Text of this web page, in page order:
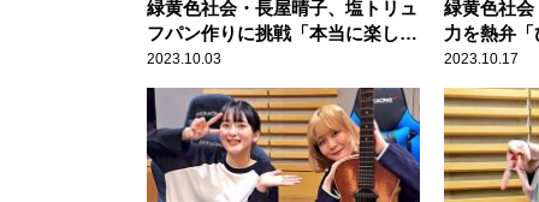
緑黄色社会・長屋晴子、塩トリュ
フパン作りに挑戦「本当に楽しく
て有意義な時間だった」
2023.10.03
緑黄色社
力を熱弁
るけど……
2023.10.17